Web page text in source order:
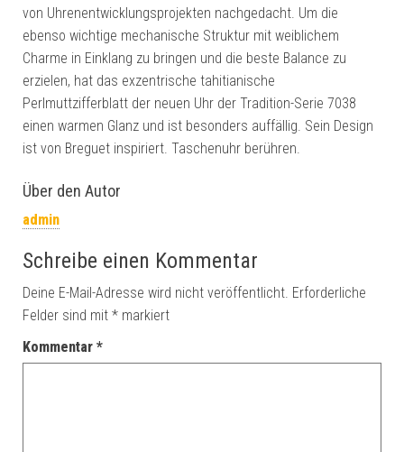
von Uhrenentwicklungsprojekten nachgedacht. Um die
ebenso wichtige mechanische Struktur mit weiblichem
Charme in Einklang zu bringen und die beste Balance zu
erzielen, hat das exzentrische tahitianische
Perlmuttzifferblatt der neuen Uhr der Tradition-Serie 7038
einen warmen Glanz und ist besonders auffällig. Sein Design
ist von Breguet inspiriert. Taschenuhr berühren.
Über den Autor
admin
Schreibe einen Kommentar
Deine E-Mail-Adresse wird nicht veröffentlicht. Erforderliche
Felder sind mit * markiert
Kommentar *